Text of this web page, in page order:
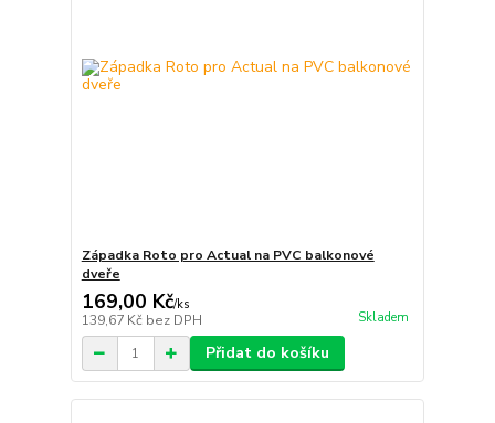
Západka Roto pro Actual na PVC balkonové
dveře
169,00 Kč/ks
139,67 Kč bez DPH Skladem
Přidat do košíku